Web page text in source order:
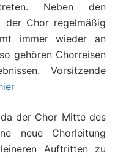
Neben den
der Chor regelmäßig
immer wieder an
gehören Chorreisen
Vorsitzende
der Chor Mitte des
neue Chorleitung
Auftritten zu